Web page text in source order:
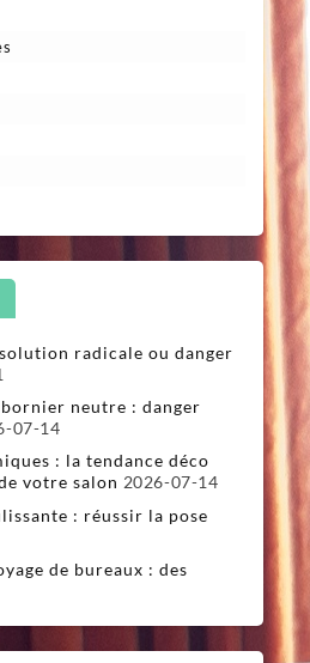
radicale ou danger
neutre : danger
07-14
: la tendance déco
votre salon 2026-07-14
: réussir la pose
de bureaux : des